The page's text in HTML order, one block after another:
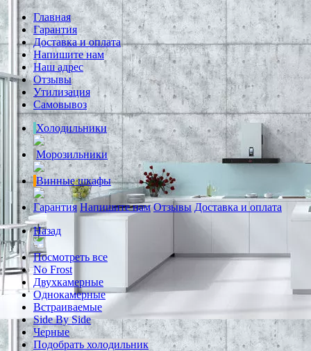
Главная
Гарантия
Доставка и оплата
Напишите нам
Наш адрес
Отзывы
Утилизация
Самовывоз
Холодильники
Морозильники
Винные шкафы
Гарантия Напишите нам Отзывы Доставка и оплата
Назад
Посмотреть все
No Frost
Двухкамерные
Однокамерные
Встраиваемые
Side By Side
Черные
Подобрать холодильник